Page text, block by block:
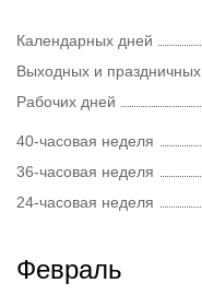
Календарных дней
Выходных и праздничных
Рабочих дней
40-часовая неделя
36-часовая неделя
24-часовая неделя
Февраль